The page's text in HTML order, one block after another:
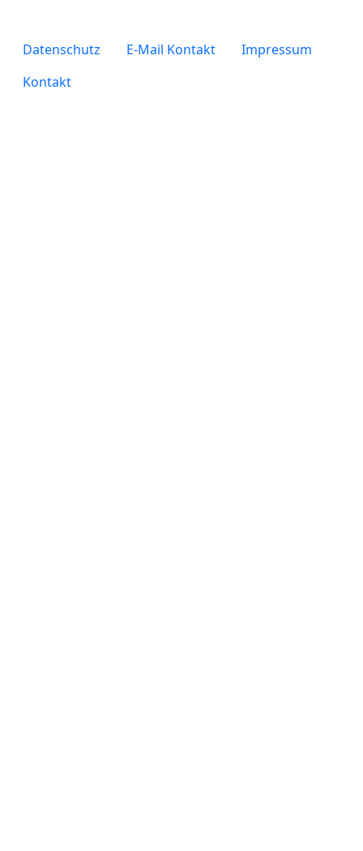
legals
Datenschutz E-Mail Kontakt
Impressum
Kontakt